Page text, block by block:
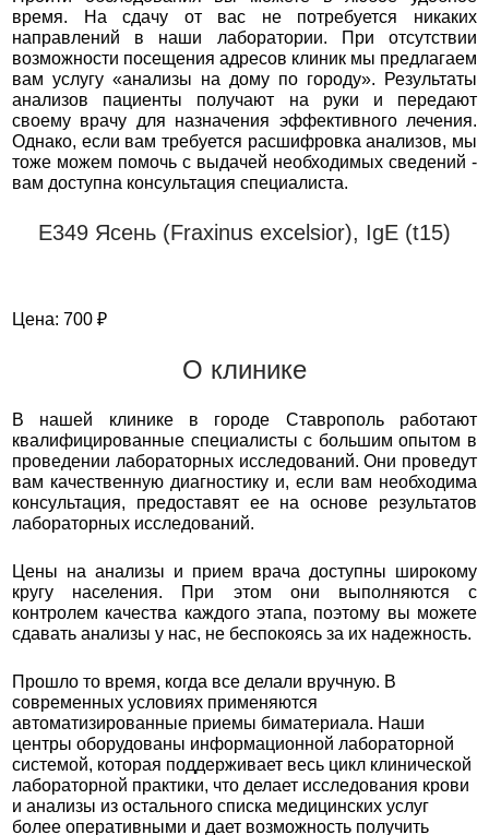
время. На сдачу от вас не потребуется никаких
направлений в наши лаборатории. При отсутствии
возможности посещения адресов клиник мы предлагаем
вам услугу «анализы на дому по городу». Результаты
анализов пациенты получают на руки и передают
своему врачу для назначения эффективного лечения.
Однако, если вам требуется расшифровка анализов, мы
тоже можем помочь с выдачей необходимых сведений -
вам доступна консультация специалиста.
Е349 Ясень (Fraxinus excelsior), IgE (t15)
Цена: 700 ₽
О клинике
В нашей клинике в городе Ставрополь работают
квалифицированные специалисты с большим опытом в
проведении лабораторных исследований. Они проведут
вам качественную диагностику и, если вам необходима
консультация, предоставят ее на основе результатов
лабораторных исследований.
Цены на анализы и прием врача доступны широкому
кругу населения. При этом они выполняются с
контролем качества каждого этапа, поэтому вы можете
сдавать анализы у нас, не беспокоясь за их надежность.
Прошло то время, когда все делали вручную. В
современных условиях применяются
автоматизированные приемы биматериала. Наши
центры оборудованы информационной лабораторной
системой, которая поддерживает весь цикл клинической
лабораторной практики, что делает исследования крови
и анализы из остального списка медицинских услуг
более оперативными и дает возможность получить